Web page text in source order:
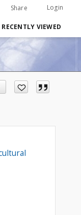
Share Login
RECENTLY VIEWED